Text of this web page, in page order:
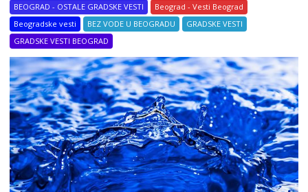
BEOGRAD - OSTALE GRADSKE VESTI
Beograd - Vesti Beograd
Beogradske vesti
BEZ VODE U BEOGRADU
GRADSKE VESTI
GRADSKE VESTI BEOGRAD